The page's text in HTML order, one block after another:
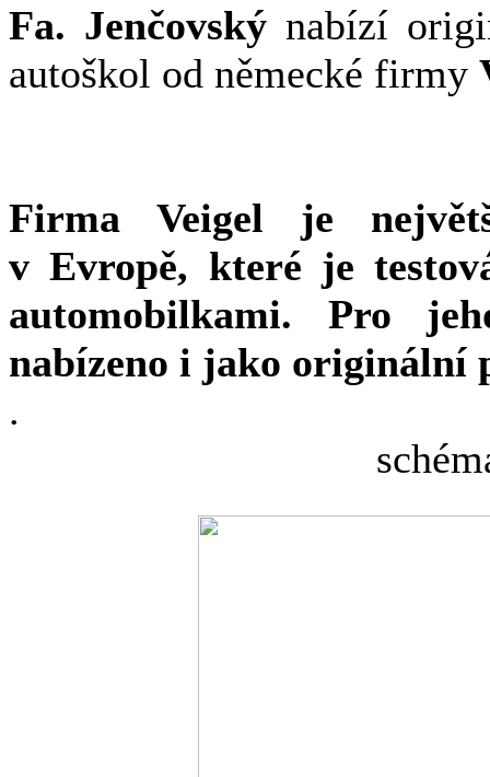
Fa. Jenčovskýnabízí
autoškol od německé firmy
Firma Veigel je
v Evropě, které je
automobilkami. Pro
nabízeno i jako originální
.